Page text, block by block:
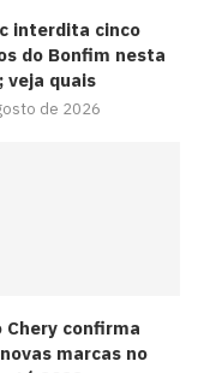
interdita cinco
do Bonfim nesta
veja quais
de 2026
Chery confirma
marcas no